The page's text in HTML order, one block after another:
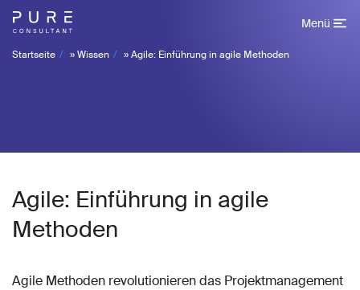
Menü
Startseite »Wissen »Agile: Einführung in agile Methoden
Agile: Einführung in agile
Methoden
Agile Methoden revolutionieren das Projektmanagement